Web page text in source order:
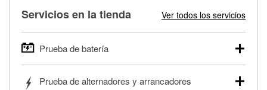
Servicios en la tienda Ver todos los servicios
Prueba de batería
autos, camionetas, SUVs, vehículos comerciales y
Prueba de alternadores y arrancadores